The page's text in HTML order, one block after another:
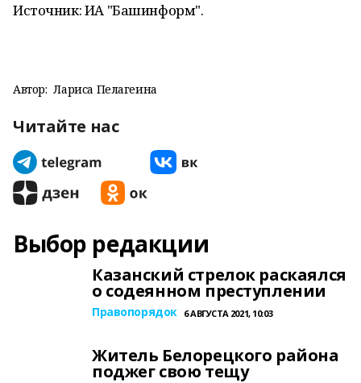
Источник: ИА "Башинформ".
Автор: Лариса Пелагеина
Читайте нас
Выбор редакции
Казанский стрелок раскаялся
о содеянном преступлении
Правопорядок 6 АВГУСТА 2021, 10:03
Житель Белорецкого района
поджег свою тещу